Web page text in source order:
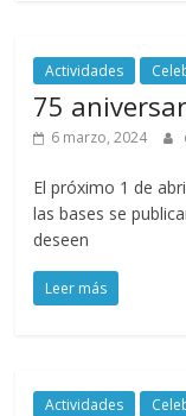
Actividades
75
6 marzo, 2024
El próximo 1 de
las bases se
deseen
Leer más
Actividades